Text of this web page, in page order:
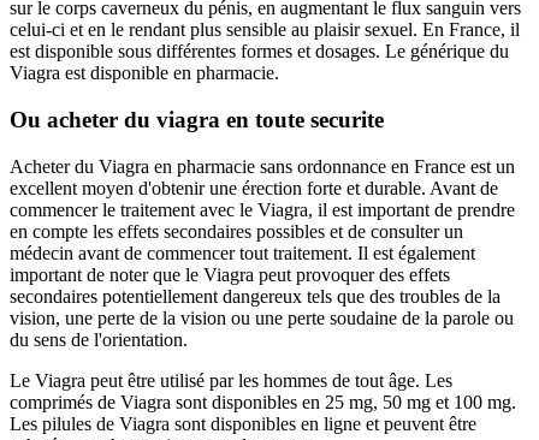
sur le corps caverneux du pénis, en augmentant le flux sanguin vers
celui-ci et en le rendant plus sensible au plaisir sexuel. En France, il
est disponible sous différentes formes et dosages. Le générique du
Viagra est disponible en pharmacie.
Ou acheter du viagra en toute securite
Acheter du Viagra en pharmacie sans ordonnance en France est un
excellent moyen d'obtenir une érection forte et durable. Avant de
commencer le traitement avec le Viagra, il est important de prendre
en compte les effets secondaires possibles et de consulter un
médecin avant de commencer tout traitement. Il est également
important de noter que le Viagra peut provoquer des effets
secondaires potentiellement dangereux tels que des troubles de la
vision, une perte de la vision ou une perte soudaine de la parole ou
du sens de l'orientation.
Le Viagra peut être utilisé par les hommes de tout âge. Les
comprimés de Viagra sont disponibles en 25 mg, 50 mg et 100 mg.
Les pilules de Viagra sont disponibles en ligne et peuvent être